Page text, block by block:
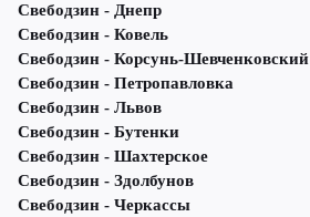
Свебодзин - Днепр
Свебодзин - Ковель
Свебодзин - Корсунь-Шевченковский
Свебодзин - Петропавловка
Свебодзин - Львов
Свебодзин - Бутенки
Свебодзин - Шахтерское
Свебодзин - Здолбунов
Свебодзин - Черкассы